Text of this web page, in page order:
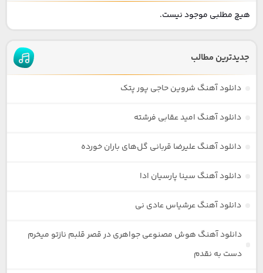
هیچ مطلبی موجود نیست.
جدیدترین مطالب
دانلود آهنگ شروین حاجی پور پتک
دانلود آهنگ امید عقابی فرشته
دانلود آهنگ علیرضا قربانی گل‌های باران خورده
دانلود آهنگ سینا پارسیان ادا
دانلود آهنگ عرشیاس عادی نی
دانلود آهنگ هوش مصنوعی جواهری در قصر قلبم نازتو میخرم
دست به نقدم